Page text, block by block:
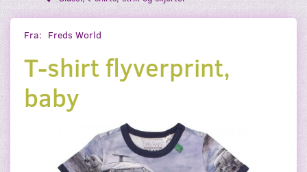
Fra: Freds World
T-shirt flyverprint,
baby